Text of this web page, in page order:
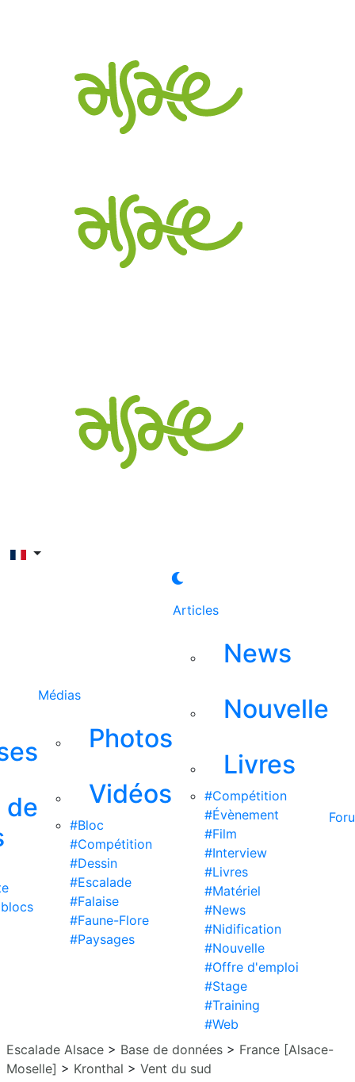
de
Médias
Photos
Vidéos
#Bloc
#Compétition
#Dessin
#Escalade
#Falaise
#Faune-Flore
#Paysages
Articles
News
Nouvelle
Livres
#Compétition
#Évènement
#Film
#Interview
#Livres
#Matériel
#News
#Nidification
#Nouvelle
#Offre d'emploi
#Stage
#Training
#Web
Escalade Alsace > Base de données > France [Alsace-
Moselle] > Kronthal > Vent du sud